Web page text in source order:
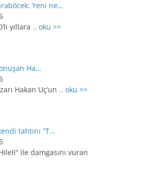
Yeni ne…
yıllara .. oku >>
Ha…
Hakan Uç’un .. oku >>
tahtını “T…
ile damgasını vuran